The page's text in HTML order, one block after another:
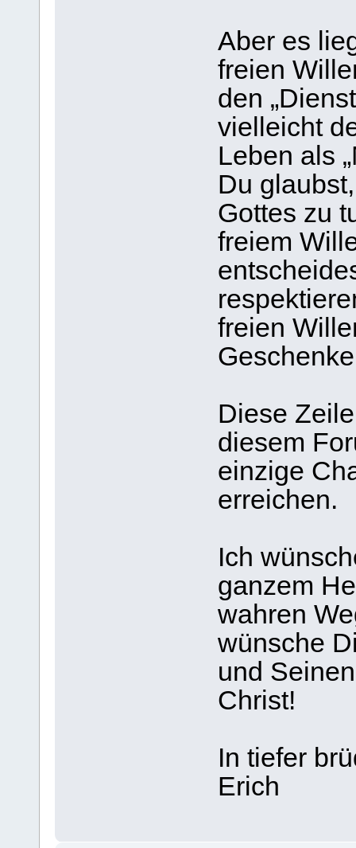
Aber es
freien
den
vielleicht
Leben als
Du
Gottes zu
freiem
freien
Diese
diesem
einzige
erreichen.
Ich
ganzem
wahren
wünsche
und
Christ!
In tiefer
Erich